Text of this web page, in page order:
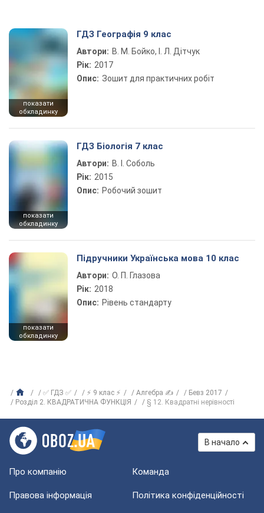
показати
обкладинку
ГДЗ Географія 9 клас
Автори: В. М. Бойко, І. Л. Дітчук
Рік: 2017
Опис: Зошит для практичних робіт
показати
обкладинку
ГДЗ Біологія 7 клас
Автори: В. І. Соболь
Рік: 2015
Опис: Робочий зошит
показати
обкладинку
Підручники Українська мова 10 клас
Автори: О. П. Глазова
Рік: 2018
Опис: Рівень стандарту
✅ ГДЗ ✅ ⚡ 9 клас ⚡ Алгебра ✍
Бевз 2017
Розділ 2. КВАДРАТИЧНА ФУНКЦІЯ
§ 12. Квадратні нерівності
В начало
Про компанію Команда
Правова інформація Політика конфіденційності